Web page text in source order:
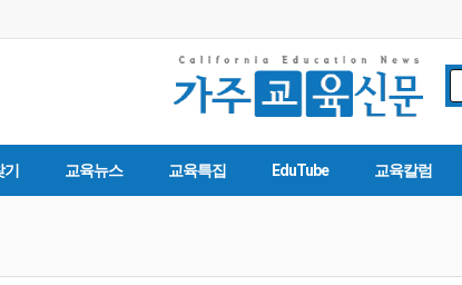
교육뉴스 교육특집 EduTube 교육칼럼